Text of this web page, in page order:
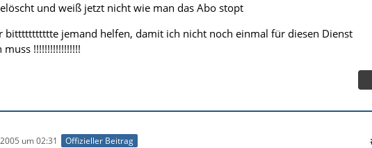
und weiß jetzt nicht wie man das Abo stopt
bittttttttttte jemand helfen, damit ich nicht noch einmal für diesen Dienst
muss !!!!!!!!!!!!!!!!!
um 02:31 Offizieller Beitrag